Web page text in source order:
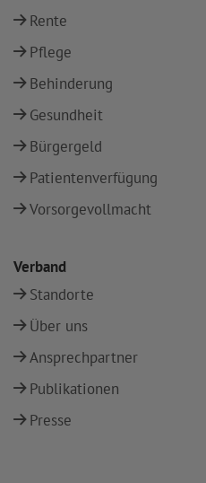
Rente
Pflege
Behinderung
Gesundheit
Bürgergeld
Patientenverfügung
Vorsorgevollmacht
Verband
Standorte
Über uns
Ansprechpartner
Publikationen
Presse